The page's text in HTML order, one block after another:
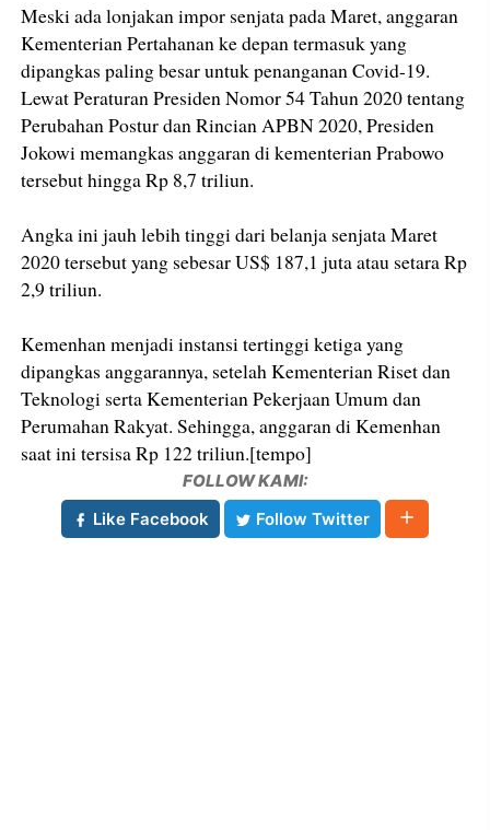
Meski ada lonjakan impor senjata pada Maret, anggaran
Kementerian Pertahanan ke depan termasuk yang
dipangkas paling besar untuk penanganan Covid-19.
Lewat Peraturan Presiden Nomor 54 Tahun 2020 tentang
Perubahan Postur dan Rincian APBN 2020, Presiden
Jokowi memangkas anggaran di kementerian Prabowo
tersebut hingga Rp 8,7 triliun.
Angka ini jauh lebih tinggi dari belanja senjata Maret
2020 tersebut yang sebesar US$ 187,1 juta atau setara Rp
2,9 triliun.
Kemenhan menjadi instansi tertinggi ketiga yang
dipangkas anggarannya, setelah Kementerian Riset dan
Teknologi serta Kementerian Pekerjaan Umum dan
Perumahan Rakyat. Sehingga, anggaran di Kemenhan
saat ini tersisa Rp 122 triliun.[tempo]
FOLLOW KAMI:
Like Facebook
Follow Twitter